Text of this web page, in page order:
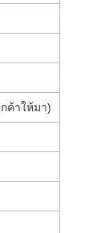
ค้าให้มา)